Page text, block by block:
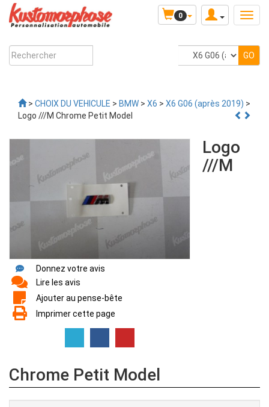
0
> CHOIX DU VEHICULE > BMW > X6 > X6 G06 (après 2019) >
Logo ///M Chrome Petit Model
Donnez votre avis
Lire les avis
Ajouter au pense-bête
Imprimer cette page
Logo
///M
Chrome Petit Model